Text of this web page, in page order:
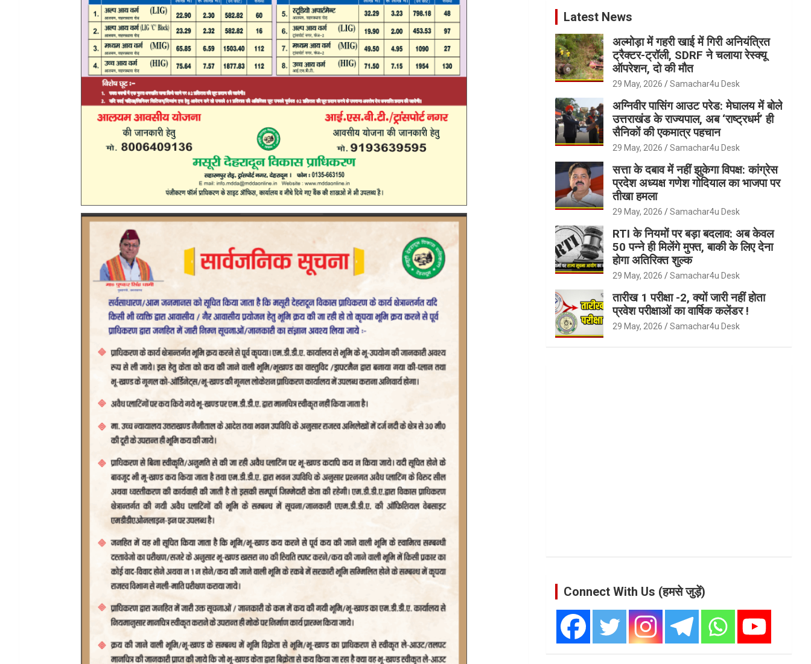
Latest News
अल्मोड़ा में गहरी खाई में गिरी अनियंत्रित
ट्रैक्टर-ट्रॉली, SDRF ने चलाया रेस्क्यू
ऑपरेशन, दो की मौत
29 May, 2026 Samachar4u Desk
अग्निवीर पासिंग आउट परेड: मेघालय में बोले
उत्तराखंड के राज्यपाल, अब ‘राष्ट्रधर्म’ ही
सैनिकों की एकमात्र पहचान
29 May, 2026 Samachar4u Desk
सत्ता के दबाव में नहीं झुकेगा विपक्ष: कांग्रेस
प्रदेश अध्यक्ष गणेश गोदियाल का भाजपा पर
तीखा हमला
29 May, 2026 Samachar4u Desk
RTI के नियमों पर बड़ा बदलाव: अब केवल
50 पन्ने ही मिलेंगे मुफ्त, बाकी के लिए देना
होगा अतिरिक्त शुल्क
29 May, 2026 Samachar4u Desk
तारीख 1 परीक्षा -2, क्यों जारी नहीं होता
प्रवेश परीक्षाओं का वार्षिक कलेंडर !
29 May, 2026 Samachar4u Desk
Connect With Us (हमसे जुड़ें)